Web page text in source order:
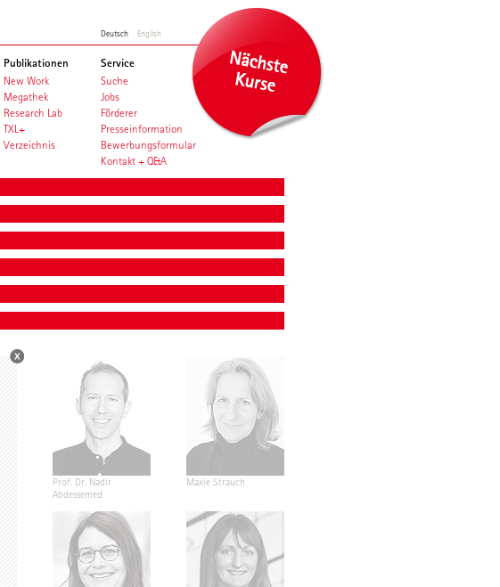
Deutsch English
Publikationen
New Work
Megathek
Research Lab
TXL+
Verzeichnis
Service
Suche
Jobs
Förderer
Presseinformation
Bewerbungsformular
Kontakt + Q&A
Prof. Dr. Nadir
Abdessemed
Maxie Strauch